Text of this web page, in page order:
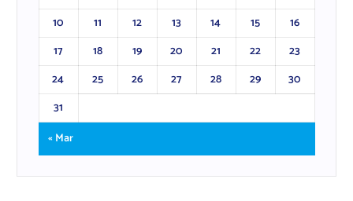
10
11 12 13 14 15
16
17
18 19 20 21 22
23
24
25 26 27 28 29
30
31
« Mar